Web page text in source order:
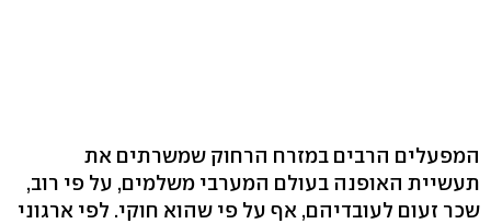
המפעלים הרבים במזרח הרחוק שמשרתים את
תעשיית האופנה בעולם המערבי משלמים, על פי רוב,
שכר זעום לעובדיהם, אף על פי שהוא חוקי. לפי ארגוני